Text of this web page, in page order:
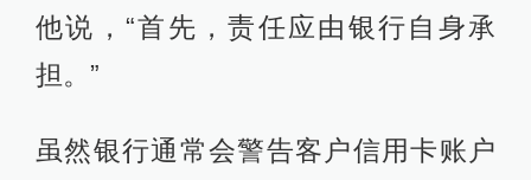
他说，“首先，责任应由银行自身承
担。”
虽然银行通常会警告客户信用卡账户